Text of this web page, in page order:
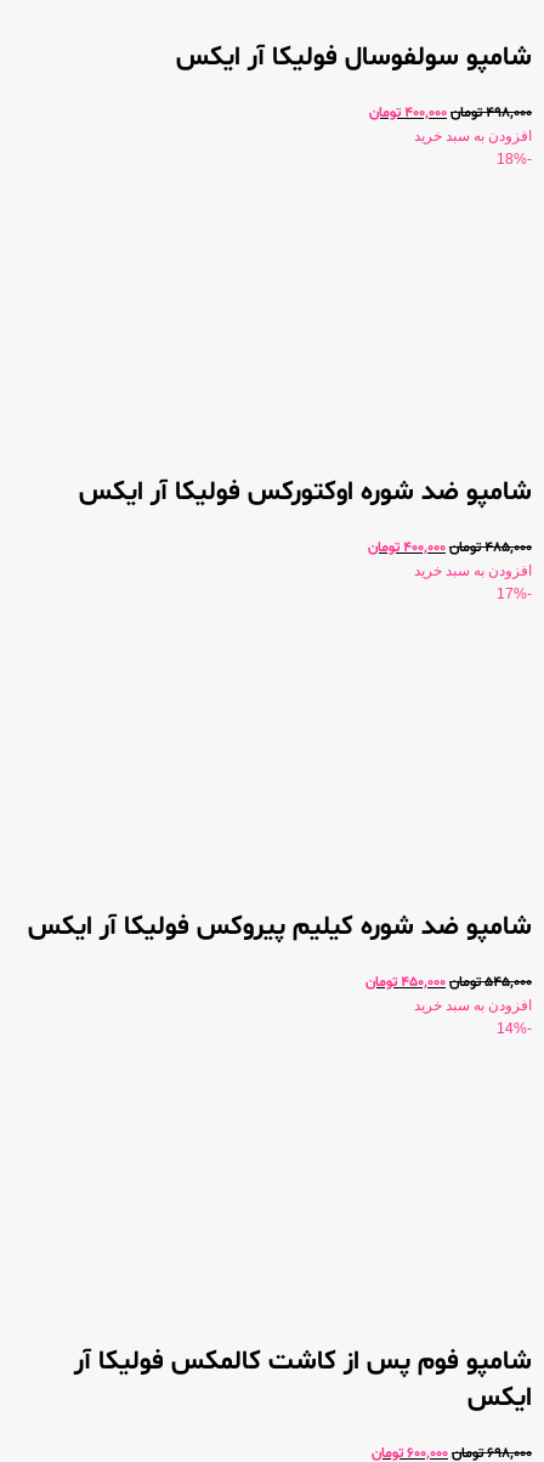
شامپو سولفوسال فولیکا آر ایکس
498,000تومان400,000 تومان
افزودن به سبد خرید
-18%
شامپو ضد شوره اوکتورکس فولیکا آر ایکس
485,000تومان400,000 تومان
افزودن به سبد خرید
-17%
شامپو ضد شوره کیلیم پیروکس فولیکا آر ایکس
545,000تومان450,000 تومان
افزودن به سبد خرید
-14%
شامپو فوم پس از کاشت کالمکس فولیکا آر
ایکس
698,000تومان600,000تومان